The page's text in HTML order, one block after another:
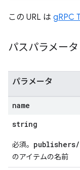
この URL は gRPC
パスパラメータ
パラメータ
name
string
必須。
のアイテムの名前